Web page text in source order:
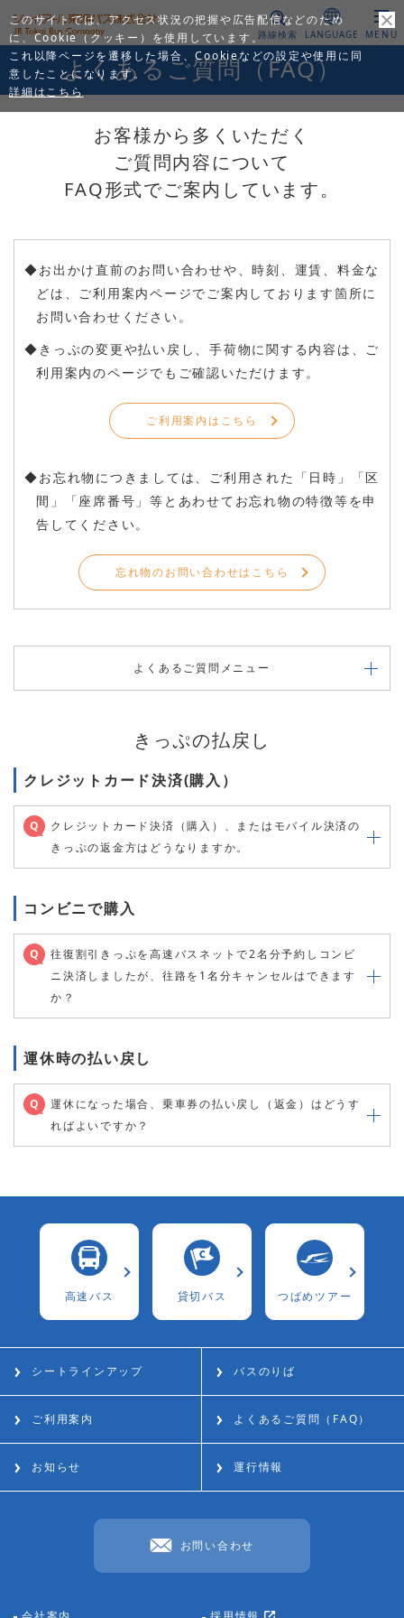
このサイトでは、アクセス状況の把握や広告配信などのため
に、Cookie（クッキー）を使用しています。
これ以降ページを遷移した場合、Cookieなどの設定や使用に同
意したことになります。
詳細はこちら
路線検索 LANGUAGE MENU
よくあるご質問（FAQ）
お客様から多くいただく
ご質問内容について
FAQ形式でご案内しています。
お出かけ直前のお問い合わせや、時刻、運賃、料金な
どは、ご利用案内ページでご案内しております箇所に
お問い合わせください。
きっぷの変更や払い戻し、手荷物に関する内容は、ご
利用案内のページでもご確認いただけます。
ご利用案内はこちら
お忘れ物につきましては、ご利用された「日時」「区
間」「座席番号」等とあわせてお忘れ物の特徴等を申
告してください。
忘れ物のお問い合わせはこちら
よくあるご質問メニュー
きっぷの払戻し
クレジットカード決済(購入）
Q
クレジットカード決済（購入）、またはモバイル決済の
きっぷの返金方はどうなりますか。
コンビニで購入
Q
往復割引きっぷを高速バスネットで2名分予約しコンビ
ニ決済しましたが、往路を1名分キャンセルはできます
か？
運休時の払い戻し
Q
運休になった場合、乗車券の払い戻し（返金）はどうす
ればよいですか？
⾼速バス 貸切バス つばめツアー
シートラインアップ バスのりば
ご利用案内 よくあるご質問（FAQ）
お知らせ 運行情報
お問い合わせ